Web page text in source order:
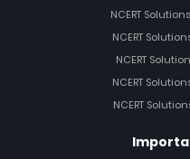
NCERT
NCERT
NCERT
NCERT
NCERT